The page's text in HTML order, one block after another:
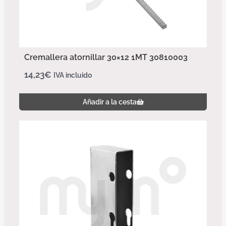
Cremallera atornillar 30×12 1MT 30810003
14,23€ IVA incluido
Añadir a la cesta